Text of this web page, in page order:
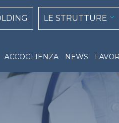
Top navigation
LE STRUTTURE
ACCOGLIENZA NEWS